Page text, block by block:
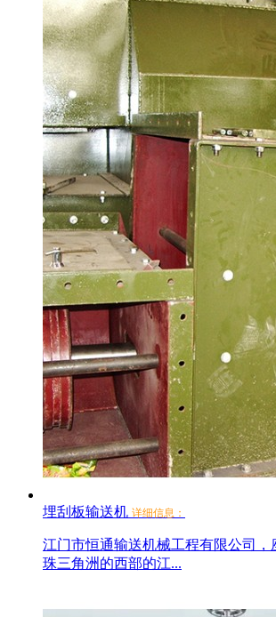
埋刮板输送机 详细信息：
江门市恒通输送机械工程有限公司，
珠三角洲的西部的江...